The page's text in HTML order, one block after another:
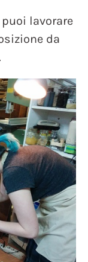
puoi lavorare
da